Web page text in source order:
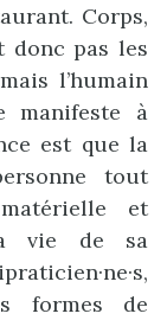
Corps,
donc pas les
l’humain
manifeste à
est que la
tout
et
vie de sa
formes de